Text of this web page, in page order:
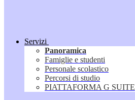
Servizi
Panoramica
Famiglie e studenti
Personale scolastico
Percorsi di studio
PIATTAFORMA G SUITE